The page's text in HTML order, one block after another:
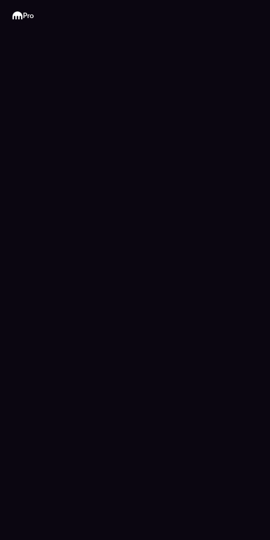
Kraken
Pro